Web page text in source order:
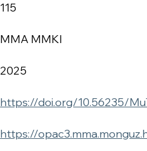
115
MMA MMKI
2025
https://doi.org/10.56235/
https://